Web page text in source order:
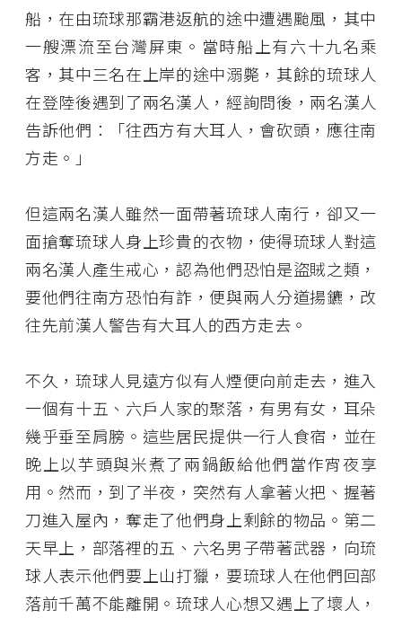
船，在由琉球那霸港返航的途中遭遇颱風，其中
一艘漂流至台灣屏東。當時船上有六十九名乘
客，其中三名在上岸的途中溺斃，其餘的琉球人
在登陸後遇到了兩名漢人，經詢問後，兩名漢人
告訴他們：「往西方有大耳人，會砍頭，應往南
方走。」
但這兩名漢人雖然一面帶著琉球人南行，卻又一
面搶奪琉球人身上珍貴的衣物，使得琉球人對這
兩名漢人產生戒心，認為他們恐怕是盜賊之類，
要他們往南方恐怕有詐，便與兩人分道揚鑣，改
往先前漢人警告有大耳人的西方走去。
不久，琉球人見遠方似有人煙便向前走去，進入
一個有十五、六戶人家的聚落，有男有女，耳朵
幾乎垂至肩膀。這些居民提供一行人食宿，並在
晚上以芋頭與米煮了兩鍋飯給他們當作宵夜享
用。然而，到了半夜，突然有人拿著火把、握著
刀進入屋內，奪走了他們身上剩餘的物品。第二
天早上，部落裡的五、六名男子帶著武器，向琉
球人表示他們要上山打獵，要琉球人在他們回部
落前千萬不能離開。琉球人心想又遇上了壞人，